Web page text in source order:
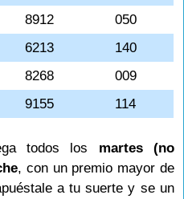
8912
050
6213
140
8268
009
9155 114
todos los martes (no
, con un premio mayor de
a tu suerte y se un